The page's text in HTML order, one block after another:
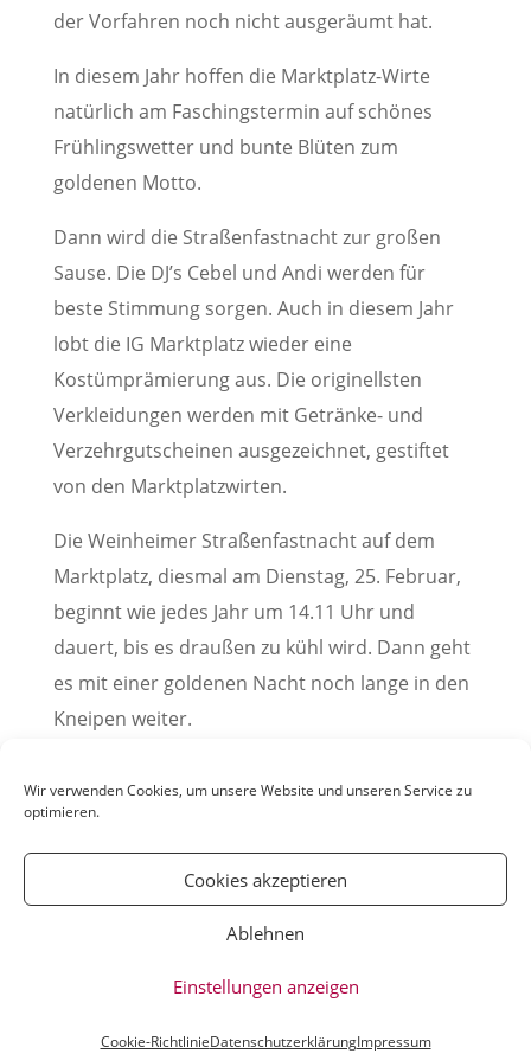
Wir verwenden Cookies, um unsere Website und unseren Service zu
optimieren.
Cookies akzeptieren
Ablehnen
Einstellungen anzeigen
Cookie-RichtlinieDatenschutzerklärungImpressum
der Vorfahren noch nicht ausgeräumt hat.
In diesem Jahr hoffen die Marktplatz-Wirte
natürlich am Faschingstermin auf schönes
Frühlingswetter und bunte Blüten zum
goldenen Motto.
Dann wird die Straßenfastnacht zur großen
Sause. Die DJ’s Cebel und Andi werden für
beste Stimmung sorgen. Auch in diesem Jahr
lobt die IG Marktplatz wieder eine
Kostümprämierung aus. Die originellsten
Verkleidungen werden mit Getränke- und
Verzehrgutscheinen ausgezeichnet, gestiftet
von den Marktplatzwirten.
Die Weinheimer Straßenfastnacht auf dem
Marktplatz, diesmal am Dienstag, 25. Februar,
beginnt wie jedes Jahr um 14.11 Uhr und
dauert, bis es draußen zu kühl wird. Dann geht
es mit einer goldenen Nacht noch lange in den
Kneipen weiter.
Pressemitteilung der Stadt Weinheim
Weinheimer Jugendmedien gUG //
//Datenschutz